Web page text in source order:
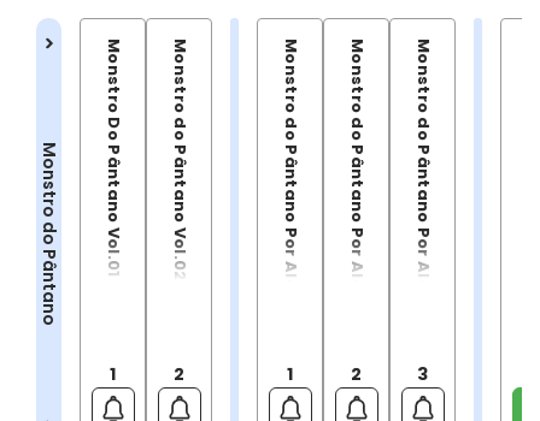
Monstro do Pântano Monstro Do Pântano Vol.01 (de 2)
1
Monstro do Pântano Vol.02 (de 2)
2 Monstro do Pântano Por Alan Moore Vol.01
1 Monstro do Pântano Por Alan Moore Vol.02
2 Monstro do Pântano Por Alan Moore Vol.03
3